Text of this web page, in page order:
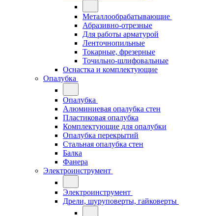
Металлообрабатывающие
Абразивно-отрезные
Для работы арматурой
Ленточнопильные
Токарные, фрезерные
Точильно-шлифовальные
Оснастка и комплектующие
Опалубка
Опалубка
Алюминиевая опалубка стен
Пластиковая опалубка
Комплектующие для опалубки
Опалубка перекрытий
Стальная опалубка стен
Балка
Фанера
Электроинструмент
Электроинструмент
Дрели, шуруповерты, гайковерты